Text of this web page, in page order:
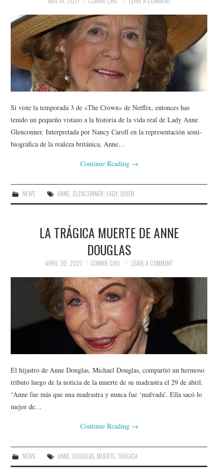
Si viste la temporada 3 de «The Crown» de Netflix, entonces has
tenido un pequeño vistazo a la historia de la vida real de Lady Anne
Glenconner. Interpretada por Nancy Caroll en la representación semi-
biográfica de la realeza británica, Anne…
Continue Reading →
NEWS ANNE, GLENCONNER, LADY, QUIÉN
LA TRÁGICA MUERTE DE ANNE
DOUGLAS
APRIL 30, 2021 CONNIE CHU LEAVE A COMMENT
El hijastro de Anne Douglas, Michael Douglas, compartió un hermoso
tributo luego de la noticia de la muerte de su madrastra el 29 de abril.
“Anne fue más que una madrastra y nunca fue ‘malvada’. Ella sacó lo
mejor de…
Continue Reading →
NEWS ANNE, DOUGLAS, MUERTE, TRÁGICA